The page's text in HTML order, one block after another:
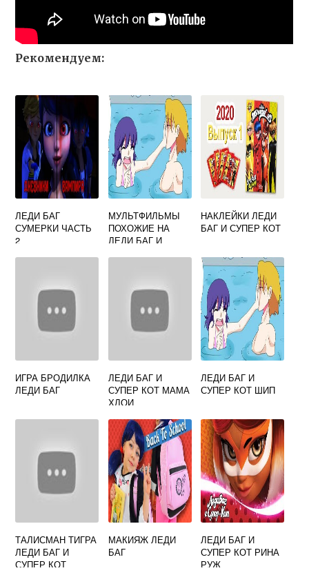
Рекомендуем:
ЛЕДИ БАГ
СУМЕРКИ ЧАСТЬ
2
МУЛЬТФИЛЬМЫ
ПОХОЖИЕ НА
ЛЕДИ БАГ И
НАКЛЕЙКИ ЛЕДИ
БАГ И СУПЕР КОТ
ИГРА БРОДИЛКА
ЛЕДИ БАГ
ЛЕДИ БАГ И
СУПЕР КОТ МАМА
ХЛОИ
ЛЕДИ БАГ И
СУПЕР КОТ ШИП
ТАЛИСМАН ТИГРА
ЛЕДИ БАГ И
СУПЕР КОТ
МАКИЯЖ ЛЕДИ
БАГ
ЛЕДИ БАГ И
СУПЕР КОТ РИНА
РУЖ